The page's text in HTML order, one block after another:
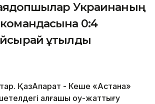
Украинаның
0:4
ұтылды
ҚазАқпарат - Кеше «Астана»
алғашқы оқу-жаттығу